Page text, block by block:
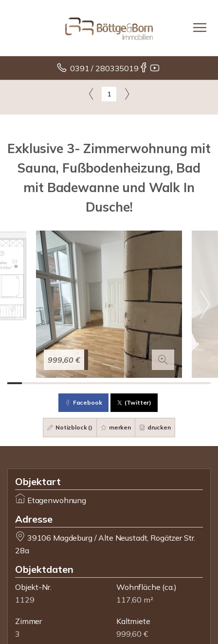
0391 / 280335019
1
Exklusive 3- Zimmerwohnung mit
Sauna, Fußbodenheizung, Bad
mit Badewanne und Walk In
Dusche!
999,60 €
Facebook (Twitter)
Notizblock () merken drucken
Objektart
Etagenwohnung
Adresse
39106 Magdeburg / Alte Neustadt, Rogätzer Str.
28a
Objektdaten
Objekt-Nr.
1129
Wohnfläche (ca.)
117,60 m²
Zimmer
3
Kaltmiete
999,60 €